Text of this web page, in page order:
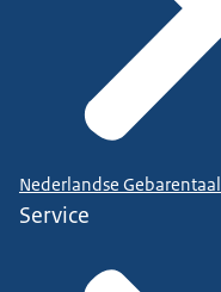
Nederlandse Gebarentaal
Service